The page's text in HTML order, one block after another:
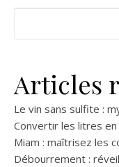
Articles
Le vin sans sulfite :
Convertir les litres
Miam : maîtrisez les
Débourrement :